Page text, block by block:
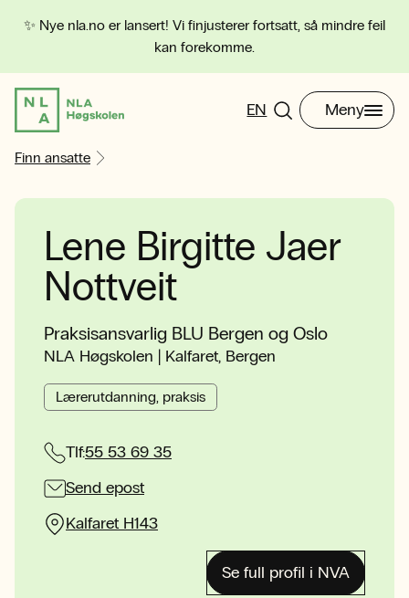
✨ Nye nla.no er lansert! Vi finjusterer fortsatt, så mindre feil
kan forekomme.
EN Meny
Finn ansatte
Lene Birgitte Jaer
Nottveit
Praksisansvarlig BLU Bergen og Oslo
NLA Høgskolen | Kalfaret, Bergen
Lærerutdanning, praksis
Tlf:55 53 69 35
Send epost
Kalfaret H143
Se full profil i NVA